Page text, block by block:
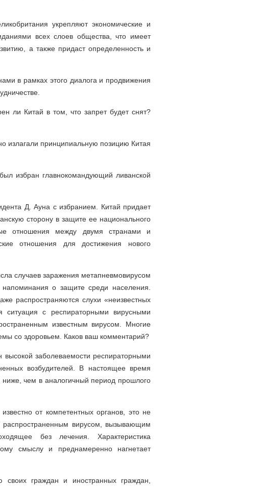
укрепляют экономические и
всех слоев общества, что имеет
а также придаст определенность и
в рамках этого диалога и продвижения
ли Китай в том, что запрет будет снят?
излагали принципиальную позицию Китая
избран главнокомандующий ливанской
Д. Ауна с избранием. Китай придает
сторону в защите ее национального
отношения между двумя странами и
отношения для достижения нового
случаев заражения метапневмовирусом
о защите среди населения.
распространяются слухи «неизвестных
ситуация с респираторными вирусными
известным вирусом. Многие
со здоровьем. Каков ваш комментарий?
заболеваемости респираторными
возбудителей. В настоящее время
чем в аналогичный период прошлого
от компетентных органов, это не
вирусом, вызывающим
без лечения. Характеристика
смыслу и преднамеренно нагнетает
своих граждан и иностранных граждан,